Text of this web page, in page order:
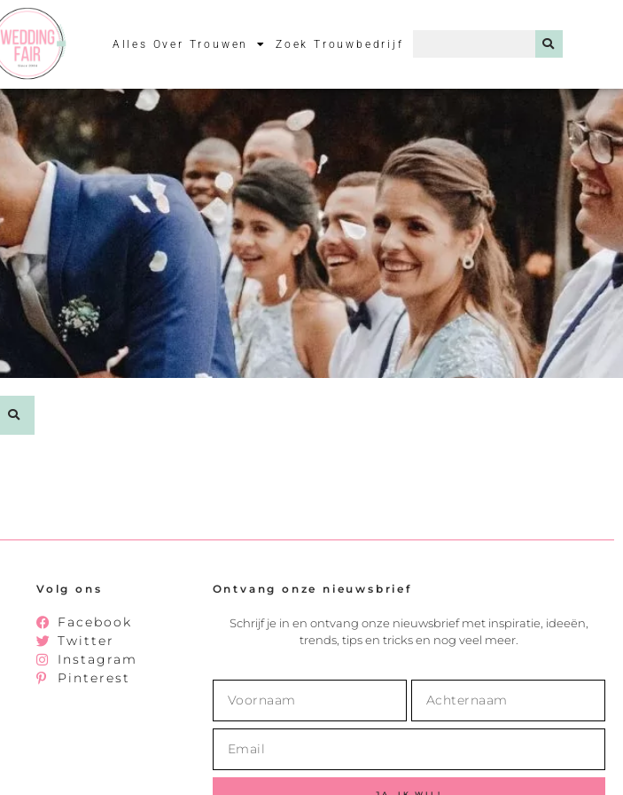
Alles Over Trouwen Zoek Trouwbedrijf
Volg ons
Facebook
Twitter
Instagram
Pinterest
Ontvang onze nieuwsbrief
Schrijf je in en ontvang onze nieuwsbrief met inspiratie, ideeën,
trends, tips en tricks en nog veel meer.